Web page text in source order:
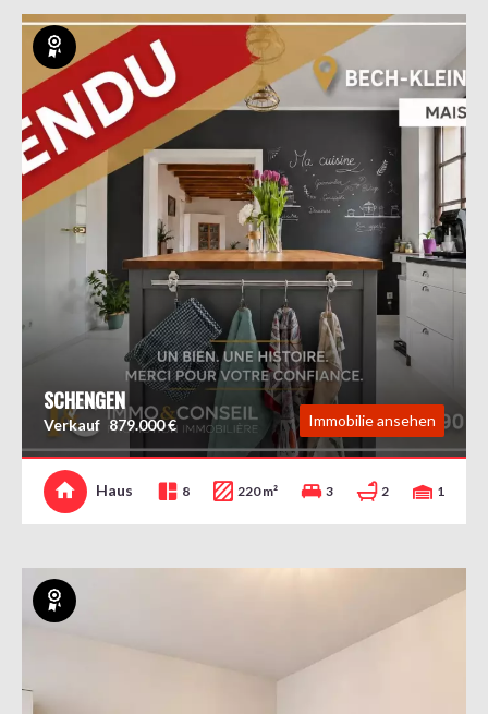
Exklusiv
SCHENGEN
Verkauf 879.000 € Immobilie ansehen
Haus 8 220 m² 3 2 1